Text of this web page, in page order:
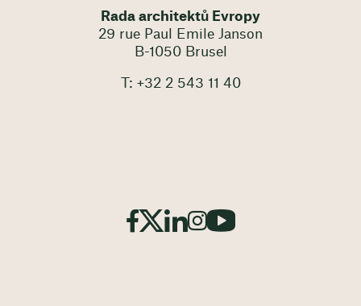
Rada architektů Evropy
29 rue Paul Emile Janson
B-1050 Brusel
T: +32 2 543 11 40